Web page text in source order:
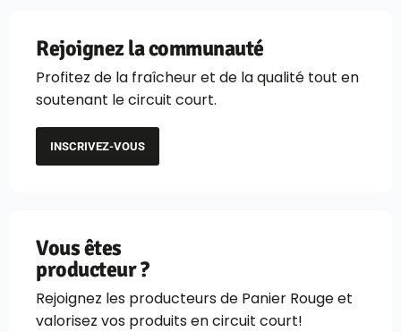
Rejoignez la communauté
Profitez de la fraîcheur et de la qualité tout en
soutenant le circuit court.
INSCRIVEZ-VOUS
Vous êtes
producteur ?
Rejoignez les producteurs de Panier Rouge et
valorisez vos produits en circuit court!